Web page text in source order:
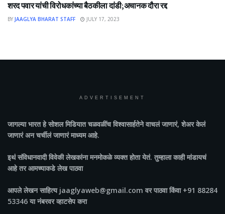
शरद पवार यांची विरोधकांच्या बैठकीला दांडी;अचानक दौरा रद्द
BY JAAGLYA BHARAT STAFF JULY 17, 2023
ADVERTISEMENT
जागल्या भारतहे सोशल मिडियात चळवळींच विश्वासार्हतेने वाचलं जाणारं, शेअर केलं
जाणारं अन चर्चीलं जाणारं माध्यम आहे.
इथं संविधानवादी विवेकी लेखकांना मनमोकळे व्यक्त होता येतं. तुम्हाला काही मांडायचं
आहे तर आमच्याकडे लेख पाठवा
आपले लेखन साहित्य jaaglyaweb@gmail.com वर पाठवा किंवा +91 88284
53346 या नंबरवर व्हाटसेप करा